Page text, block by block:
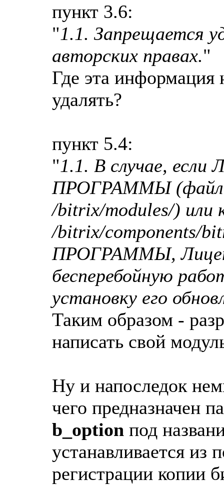
пункт 3.6:
"1.1. Запрещается
авторских правах."
Где эта информация
удалять?
пункт 5.4:
"1.1. В случае, если
ПРОГРАММЫ
/bitrix/modules/) или
/bitrix/components/
ПРОГРАММЫ,
бесперебойную
установку его
Таким образом -
написать свой
Ну и напоследок
чего предназначен
b_option под
устанавливается из
регистрации копии